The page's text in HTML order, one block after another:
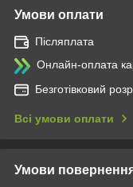
Умови оплати
Післяплата
Онлайн-оплата
Безготівковий
Всі умови оплати
Умови